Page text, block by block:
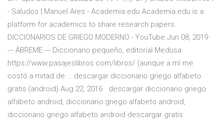
- Saludos | Manuel Ares - Academia.edu Academia.edu is a
platform for academics to share research papers.
DICCIONARIOS DE GRIEGO MODERNO - YouTube Jun 08, 2019 ·
--- ÁBREME --- Diccionario pequeño, editorial Medusa:
https://www.pasajeslibros.com/libros/ (aunque a mí me
costó a mitad de … descargar diccionario griego alfabeto
gratis (android) Aug 22, 2016 · descargar diccionario griego
alfabeto android, diccionario griego alfabeto android,
diccionario griego alfabeto android descargar gratis